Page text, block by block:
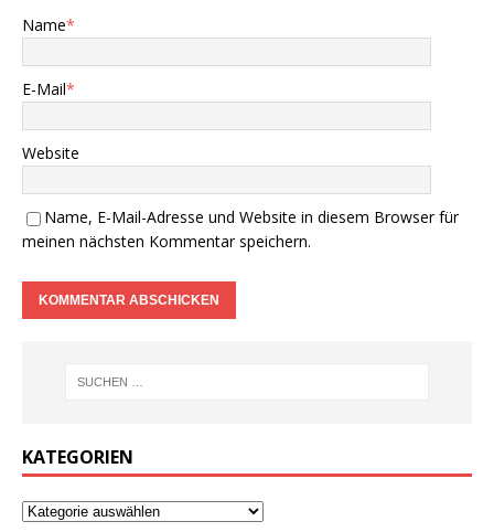
Name*
E-Mail*
Website
Name, E-Mail-Adresse und Website in diesem Browser für
meinen nächsten Kommentar speichern.
KATEGORIEN